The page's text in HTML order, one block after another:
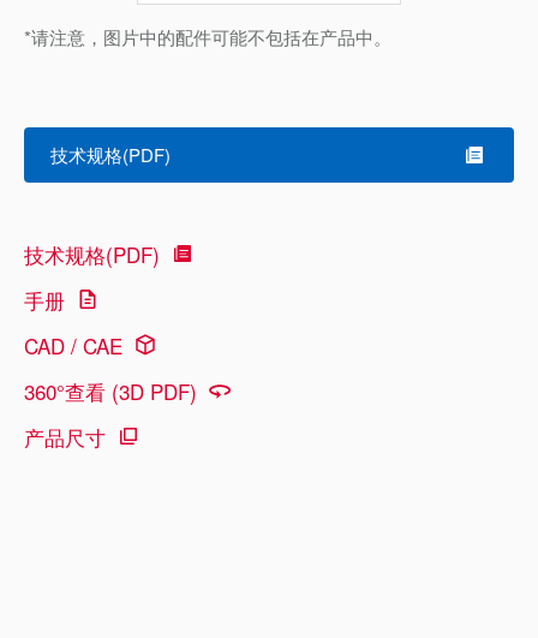
*请注意，图片中的配件可能不包括在产品中。
技术规格(PDF)
技术规格(PDF)
手册
CAD / CAE
360°查看 (3D PDF)
产品尺寸